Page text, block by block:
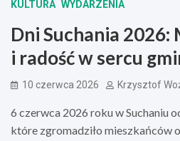
KULTURA WYDARZENIA
Dni Suchania 2026:
i radość w sercu
10 czerwca 2026 Krzysztof
6 czerwca 2026 roku w Suchaniu
które zgromadziło mieszkańców